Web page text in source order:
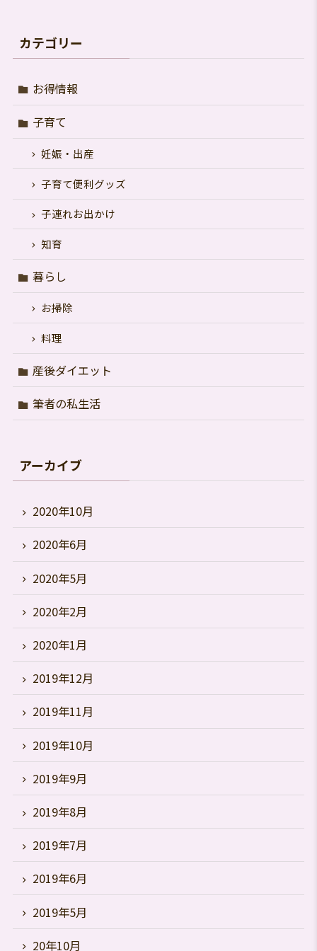
カテゴリー
お得情報
子育て
妊娠・出産
子育て便利グッズ
子連れお出かけ
知育
暮らし
お掃除
料理
産後ダイエット
筆者の私生活
アーカイブ
2020年10月
2020年6月
2020年5月
2020年2月
2020年1月
2019年12月
2019年11月
2019年10月
2019年9月
2019年8月
2019年7月
2019年6月
2019年5月
20年10月